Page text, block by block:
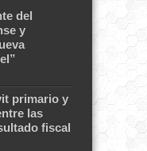
del
y
primario y
las
fiscal